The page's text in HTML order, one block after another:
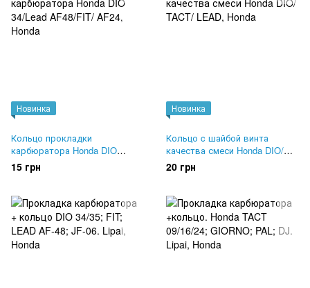
Новинка
Кольцо прокладки
карбюратора Honda DIO
34/Lead AF48/FIT/ AF24
15 грн
Новинка
Кольцо c шайбой винта
качества смеси Honda DIO/
TACT/ LEAD
20 грн